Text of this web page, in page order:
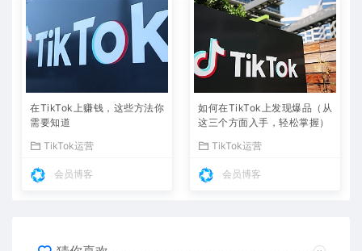
在TikTok上赚钱，这些方法你
需要知道
TikTok运营
会员博客
如何在TikTok上发现爆品（从
这三个方面入手，轻松掌握）
TikTok运营
会员博客